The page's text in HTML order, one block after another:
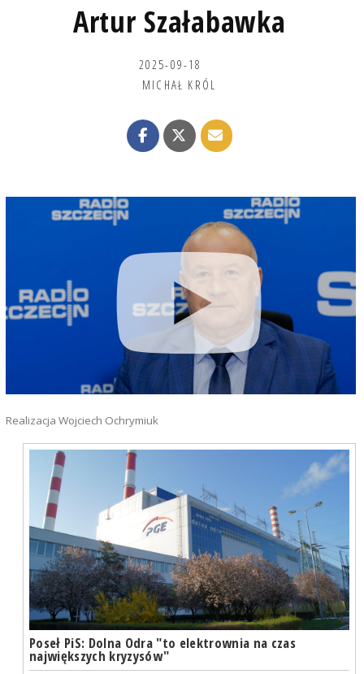
Artur Szałabawka
2025-09-18
MICHAŁ KRÓL
Realizacja Wojciech Ochrymiuk
Poseł PiS: Dolna Odra "to elektrownia na czas
największych kryzysów"